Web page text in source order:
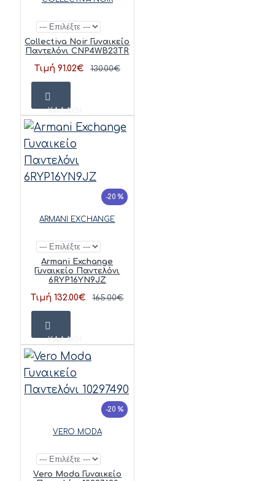
Collectiva Noir Γυναικείο
Παντελόνι CNP4WB23TR
Τιμή 91.02€ 130.00€
ΚΑΛΆΘΙ
-20 %
ARMANI EXCHANGE
Armani Exchange
Γυναικείο Παντελόνι
6RYP16YN9JZ
Τιμή 132.00€ 165.00€
ΚΑΛΆΘΙ
-20 %
VERO MODA
Vero Moda Γυναικείο